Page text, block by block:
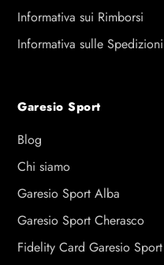
Informativa sui Rimborsi
Informativa sulle Spedizioni
Garesio Sport
Blog
Chi siamo
Garesio Sport Alba
Garesio Sport Cherasco
Fidelity Card Garesio Sport